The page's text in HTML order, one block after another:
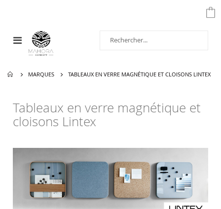
Affichage
navigation
MARQUES TABLEAUX EN VERRE MAGNÉTIQUE ET CLOISONS LINTEX
Tableaux en verre magnétique et
cloisons Lintex